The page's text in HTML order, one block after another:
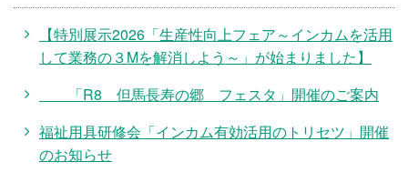
【特別展示2026「生産性向上フェア～インカムを活用
して業務の３Mを解消しよう～」が始まりました】
「R8 但馬長寿の郷 フェスタ」開催のご案内
福祉用具研修会「インカム有効活用のトリセツ」開催
のお知らせ